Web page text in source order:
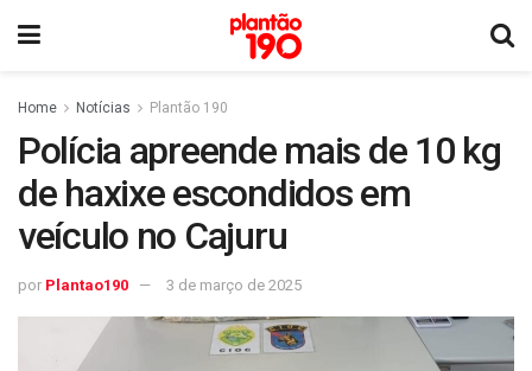
Home Notícias Plantão 190
Polícia apreende mais de 10 kg
de haxixe escondidos em
veículo no Cajuru
por Plantao190 3 de março de 2025